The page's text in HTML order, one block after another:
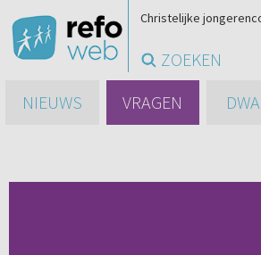
Christelijke
ZOEKEN
NIEUWS
VRAGEN